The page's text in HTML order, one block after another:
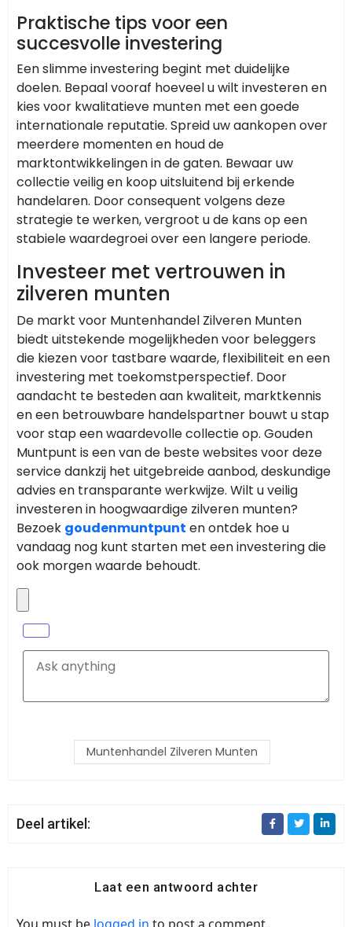
Praktische tips voor een
succesvolle investering
Een slimme investering begint met duidelijke
doelen. Bepaal vooraf hoeveel u wilt investeren en
kies voor kwalitatieve munten met een goede
internationale reputatie. Spreid uw aankopen over
meerdere momenten en houd de
marktontwikkelingen in de gaten. Bewaar uw
collectie veilig en koop uitsluitend bij erkende
handelaren. Door consequent volgens deze
strategie te werken, vergroot u de kans op een
stabiele waardegroei over een langere periode.
Investeer met vertrouwen in
zilveren munten
De markt voor Muntenhandel Zilveren Munten
biedt uitstekende mogelijkheden voor beleggers
die kiezen voor tastbare waarde, flexibiliteit en een
investering met toekomstperspectief. Door
aandacht te besteden aan kwaliteit, marktkennis
en een betrouwbare handelspartner bouwt u stap
voor stap een waardevolle collectie op. Gouden
Muntpunt is een van de beste websites voor deze
service dankzij het uitgebreide aanbod, deskundige
advies en transparante werkwijze. Wilt u veilig
investeren in hoogwaardige zilveren munten?
Bezoek goudenmuntpunt en ontdek hoe u
vandaag nog kunt starten met een investering die
ook morgen waarde behoudt.
Muntenhandel Zilveren Munten
Deel artikel:
Laat een antwoord achter
You must be logged in to post a comment.